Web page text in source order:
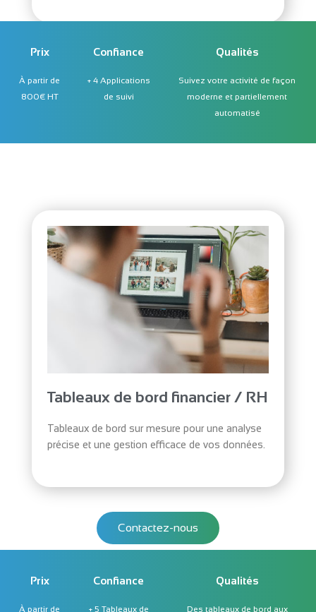
Prix
À partir de
800€ HT
Confiance
+ 4 Applications
de suivi
Qualités
Suivez votre activité de façon
moderne et partiellement
automatisé
Contactez-nous
Tableaux de bord financier / RH
Tableaux de bord sur mesure pour une analyse
précise et une gestion efficace de vos données.
Prix
À partir de
Confiance
+ 5 Tableaux de
Qualités
Des tableaux de bord aux